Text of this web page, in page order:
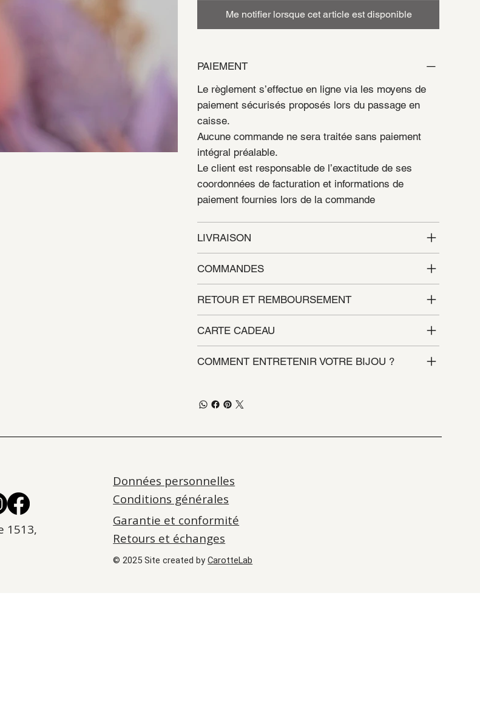
Me notifier lorsque cet article est disponible
PAIEMENT
Le règlement s’effectue en ligne via les moyens de
paiement sécurisés proposés lors du passage en
caisse.
Aucune commande ne sera traitée sans paiement
intégral préalable.
Le client est responsable de l’exactitude de ses
coordonnées de facturation et informations de
paiement fournies lors de la commande
LIVRAISON
COMMANDES
RETOUR ET REMBOURSEMENT
CARTE CADEAU
COMMENT ENTRETENIR VOTRE BIJOU ?
Données personnelles
Conditions générales
1513,
Garantie et conformité
Retours et échanges
© 2025 Site created byCarotteLab